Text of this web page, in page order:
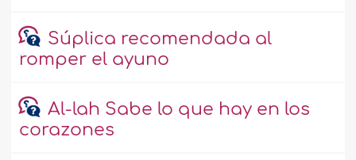
Súplica recomendada al
romper el ayuno
Al-lah Sabe lo que hay en los
corazones